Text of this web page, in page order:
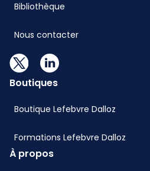
Bibliothèque
Nous contacter
Boutiques
Boutique Lefebvre Dalloz
Formations Lefebvre Dalloz
À propos